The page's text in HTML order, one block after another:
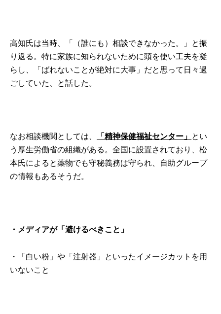
高知氏は当時、「（誰にも）相談できなかった。」と振
り返る。特に家族に知られないために頭を使い工夫を凝
らし、「ばれないことが絶対に大事」だと思って日々過
ごしていた、と話した。
なお相談機関としては、 「精神保健福祉センター」 とい
う厚生労働省の組織がある。全国に設置されており、松
本氏によると薬物でも守秘義務は守られ、自助グループ
の情報もあるそうだ。
・メディアが「避けるべきこと」
・「白い粉」や「注射器」といったイメージカットを用
いないこと